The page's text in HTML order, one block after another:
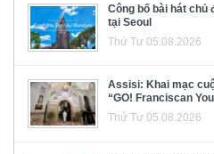
Công bố bài hát chủ
tại Seoul
Thứ Tư 05.08.2026
Assisi: Khai mạc
“GO! Franciscan
Thứ Tư 05.08.2026